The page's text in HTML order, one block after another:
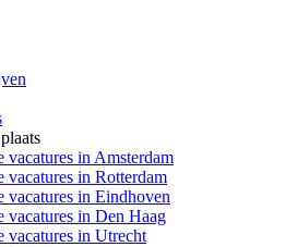
vacatures in Amsterdam
vacatures in Rotterdam
vacatures in Eindhoven
vacatures in Den Haag
vacatures in Utrecht